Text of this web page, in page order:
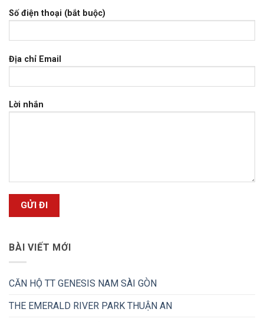
Số điện thoại (bắt buộc)
Địa chỉ Email
Lời nhắn
BÀI VIẾT MỚI
CĂN HỘ TT GENESIS NAM SÀI GÒN
THE EMERALD RIVER PARK THUẬN AN